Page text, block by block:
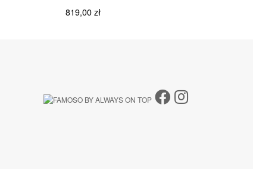
819,00zł